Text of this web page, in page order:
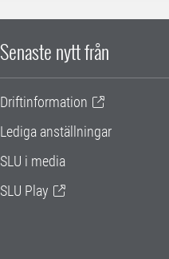
Senaste nytt från
Driftinformation
Lediga anställningar
SLU i media
SLU Play